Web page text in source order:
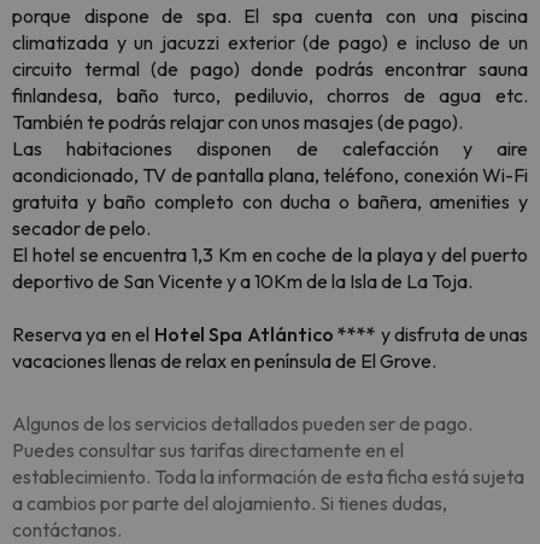
porque dispone de spa. El spa cuenta con una piscina
climatizada y un jacuzzi exterior (de pago) e incluso de un
circuito termal (de pago) donde podrás encontrar sauna
finlandesa, baño turco, pediluvio, chorros de agua etc.
También te podrás relajar con unos masajes (de pago).
Las habitaciones disponen de calefacción y aire
acondicionado, TV de pantalla plana, teléfono, conexión Wi-Fi
gratuita y baño completo con ducha o bañera, amenities y
secador de pelo.
El hotel se encuentra 1,3 Km en coche de la playa y del puerto
deportivo de San Vicente y a 10Km de la Isla de La Toja.
Reserva ya en el Hotel Spa Atlántico **** y disfruta de unas
vacaciones llenas de relax en península de El Grove.
Algunos de los servicios detallados pueden ser de pago.
Puedes consultar sus tarifas directamente en el
establecimiento. Toda la información de esta ficha está sujeta
a cambios por parte del alojamiento. Si tienes dudas,
contáctanos.